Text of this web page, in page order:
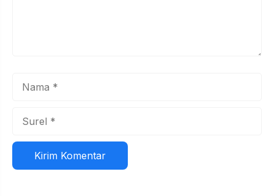
Situs
web